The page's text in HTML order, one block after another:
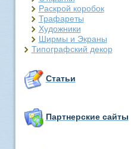
Раскрой коробок
Трафареты
Художники
Ширмы и Экраны
Типографский декор
Статьи
Партнерские сайты